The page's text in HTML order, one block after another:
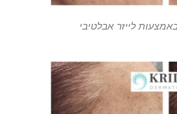
לייזר אבלטיבי